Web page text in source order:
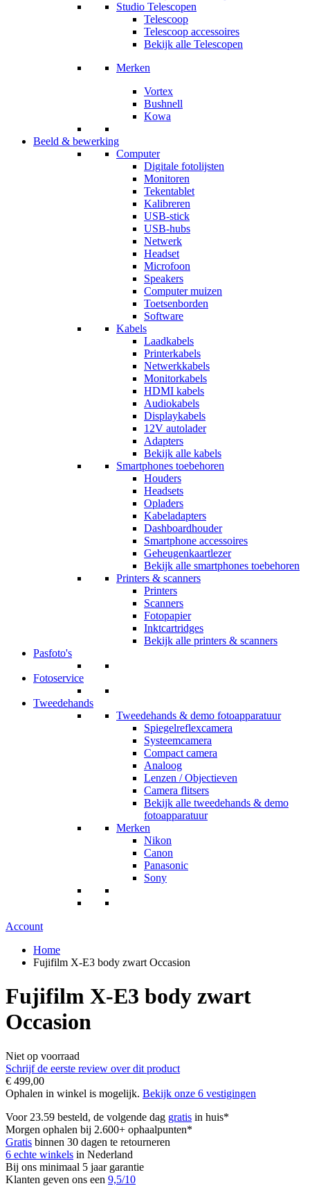
Studio Telescopen
Telescoop
Telescoop accessoires
Bekijk alle Telescopen
Merken
Vortex
Bushnell
Kowa
Beeld & bewerking
Computer
Digitale fotolijsten
Monitoren
Tekentablet
Kalibreren
USB-stick
USB-hubs
Netwerk
Headset
Microfoon
Speakers
Computer muizen
Toetsenborden
Software
Kabels
Laadkabels
Printerkabels
Netwerkkabels
Monitorkabels
HDMI kabels
Audiokabels
Displaykabels
12V autolader
Adapters
Bekijk alle kabels
Smartphones toebehoren
Houders
Headsets
Opladers
Kabeladapters
Dashboardhouder
Smartphone accessoires
Geheugenkaartlezer
Bekijk alle smartphones toebehoren
Printers & scanners
Printers
Scanners
Fotopapier
Inktcartridges
Bekijk alle printers & scanners
Pasfoto's
Fotoservice
Tweedehands
Tweedehands & demo fotoapparatuur
Spiegelreflexcamera
Systeemcamera
Compact camera
Analoog
Lenzen / Objectieven
Camera flitsers
Bekijk alle tweedehands & demo
fotoapparatuur
Merken
Nikon
Canon
Panasonic
Sony
Account
Home
Fujifilm X-E3 body zwart Occasion
Fujifilm X-E3 body zwart
Occasion
Niet op voorraad
Schrijf de eerste review over dit product
€ 499,00
Ophalen in winkel is mogelijk. Bekijk onze 6 vestigingen
Voor 23.59 besteld, de volgende dag gratis in huis*
Morgen ophalen bij 2.600+ ophaalpunten*
Gratis binnen 30 dagen te retourneren
6 echte winkels in Nederland
Bij ons minimaal 5 jaar garantie
Klanten geven ons een 9,5/10